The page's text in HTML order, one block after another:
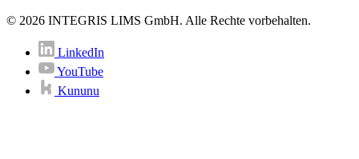
© 2026 INTEGRIS LIMS GmbH. Alle Rechte vorbehalten.
LinkedIn
YouTube
Kununu